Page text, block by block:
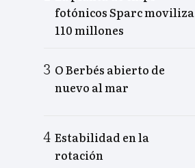
fotónicos Sparc moviliza
110 millones
O Berbés abierto de
nuevo al mar
Estabilidad en la
rotación